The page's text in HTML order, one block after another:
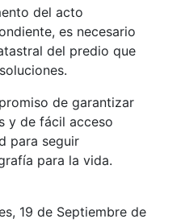
del acto
es necesario
del predio que
de garantizar
y de fácil acceso
para seguir
para la vida.
19 de Septiembre de